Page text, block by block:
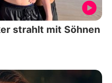
strahlt mit Söhnen